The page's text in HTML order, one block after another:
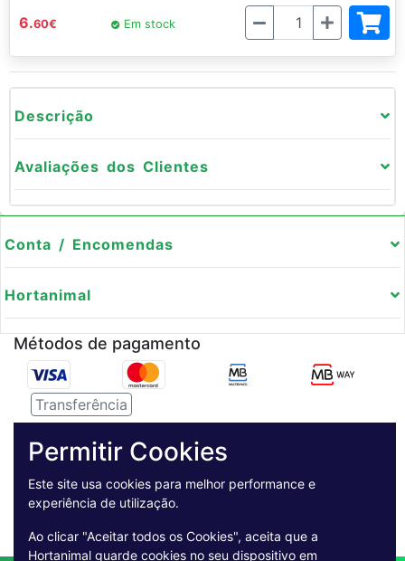
6.60€ Em stock Quantidade
Descrição
Avaliações dos Clientes
Conta / Encomendas
Hortanimal
Métodos de pagamento
Transferência
Pagamento Seguro
Permitir Cookies
Este site usa cookies para melhor performance e
experiência de utilização.
Ao clicar "Aceitar todos os Cookies", aceita que a
Hortanimal guarde cookies no seu dispositivo em